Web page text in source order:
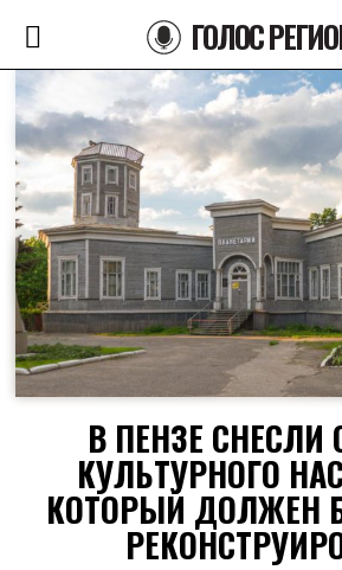
ГОЛОС
В ПЕНЗЕ СНЕСЛИ
КУЛЬТУРНОГО
КОТОРЫЙ ДОЛЖЕН